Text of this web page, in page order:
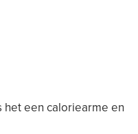
een caloriearme en